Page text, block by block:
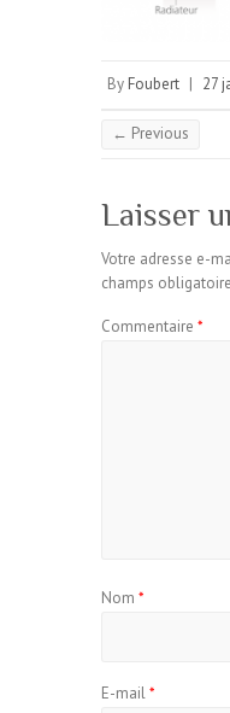
By Foubert | 27
← Previous
Laisser
Votre adresse e-
champs
Commentaire *
Nom *
E-mail*